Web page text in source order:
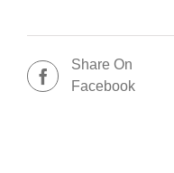
Share On
Facebook